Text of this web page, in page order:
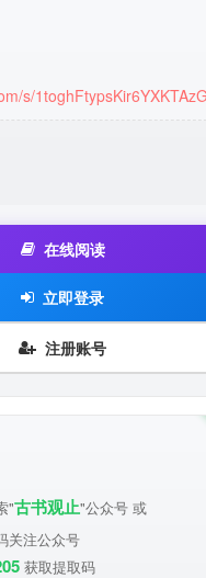
s/
在线阅读
立即登录
注册账号
"古书观止"公众号 或
关注公众号
获取提取码